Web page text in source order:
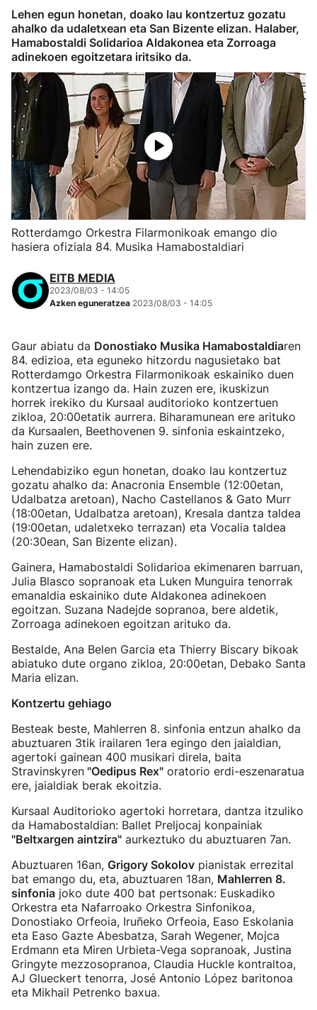
Lehen egun honetan, doako lau kontzertuz gozatu
ahalko da udaletxean eta San Bizente elizan. Halaber,
Hamabostaldi Solidarioa Aldakonea eta Zorroaga
adinekoen egoitzetara iritsiko da.
Rotterdamgo Orkestra Filarmonikoak emango dio
hasiera ofiziala 84. Musika Hamabostaldiari
EITB MEDIA
2023/08/03 - 14:05
Azken eguneratzea 2023/08/03 - 14:05
Gaur abiatu da Donostiako Musika Hamabostaldiaren
84. edizioa, eta eguneko hitzordu nagusietako bat
Rotterdamgo Orkestra Filarmonikoak eskainiko duen
kontzertua izango da. Hain zuzen ere, ikuskizun
horrek irekiko du Kursaal auditorioko kontzertuen
zikloa, 20:00etatik aurrera. Biharamunean ere arituko
da Kursaalen, Beethovenen 9. sinfonia eskaintzeko,
hain zuzen ere.
Lehendabiziko egun honetan, doako lau kontzertuz
gozatu ahalko da: Anacronia Ensemble (12:00etan,
Udalbatza aretoan), Nacho Castellanos & Gato Murr
(18:00etan, Udalbatza aretoan), Kresala dantza taldea
(19:00etan, udaletxeko terrazan) eta Vocalia taldea
(20:30ean, San Bizente elizan).
Gainera, Hamabostaldi Solidarioa ekimenaren barruan,
Julia Blasco sopranoak eta Luken Munguira tenorrak
emanaldia eskainiko dute Aldakonea adinekoen
egoitzan. Suzana Nadejde sopranoa, bere aldetik,
Zorroaga adinekoen egoitzan arituko da.
Bestalde, Ana Belen Garcia eta Thierry Biscary bikoak
abiatuko dute organo zikloa, 20:00etan, Debako Santa
Maria elizan.
Kontzertu gehiago
Besteak beste, Mahlerren 8. sinfonia entzun ahalko da
abuztuaren 3tik irailaren 1era egingo den jaialdian,
agertoki gainean 400 musikari direla, baita
Stravinskyren "Oedipus Rex" oratorio erdi-eszenaratua
ere, jaialdiak berak ekoitzia.
Kursaal Auditorioko agertoki horretara, dantza itzuliko
da Hamabostaldian: Ballet Preljocaj konpainiak
"Beltxargen aintzira" aurkeztuko du abuztuaren 7an.
Abuztuaren 16an, Grigory Sokolov pianistak errezital
bat emango du, eta, abuztuaren 18an, Mahlerren 8.
sinfonia joko dute 400 bat pertsonak: Euskadiko
Orkestra eta Nafarroako Orkestra Sinfonikoa,
Donostiako Orfeoia, Iruñeko Orfeoia, Easo Eskolania
eta Easo Gazte Abesbatza, Sarah Wegener, Mojca
Erdmann eta Miren Urbieta-Vega sopranoak, Justina
Gringyte mezzosopranoa, Claudia Huckle kontraltoa,
AJ Glueckert tenorra, José Antonio López baritonoa
eta Mikhail Petrenko baxua.